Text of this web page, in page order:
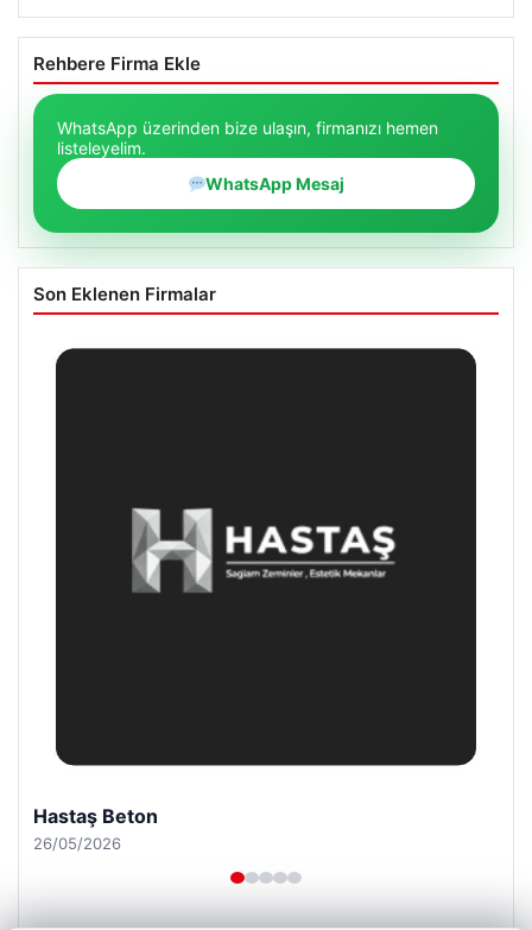
Rehbere Firma Ekle
WhatsApp üzerinden bize ulaşın, firmanızı hemen
listeleyelim.
WhatsApp Mesaj
Son Eklenen Firmalar
Hastaş Beton
26/05/2026